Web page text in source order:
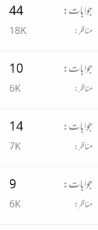
جوابات 44
مناظر 18K
جوابات 10
مناظر 6K
جوابات 14
مناظر 7K
جوابات 9
مناظر 6K